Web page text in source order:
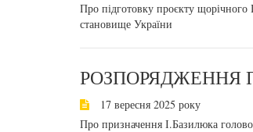
Про підготовку проєкту
становище України
РОЗПОРЯДЖЕННЯ
17 вересня 2025 року
Про призначення І.Базилюка